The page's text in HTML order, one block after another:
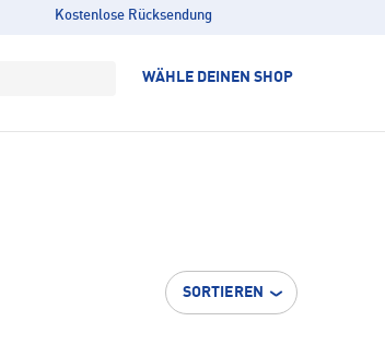
Kostenlose Rücksendung
WÄHLE DEINEN SHOP
SORTIEREN